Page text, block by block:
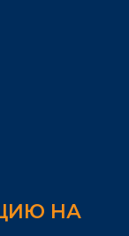
НА